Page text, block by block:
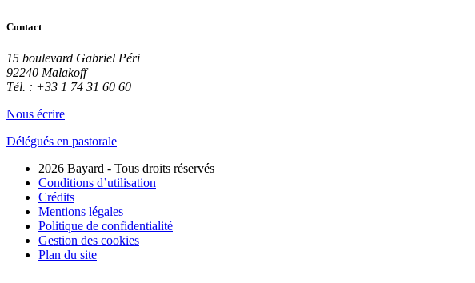
Contact
15 boulevard Gabriel Péri
92240 Malakoff
Tél. : +33 1 74 31 60 60
Nous écrire
Délégués en pastorale
2026 Bayard - Tous droits réservés
Conditions d’utilisation
Crédits
Mentions légales
Politique de confidentialité
Gestion des cookies
Plan du site